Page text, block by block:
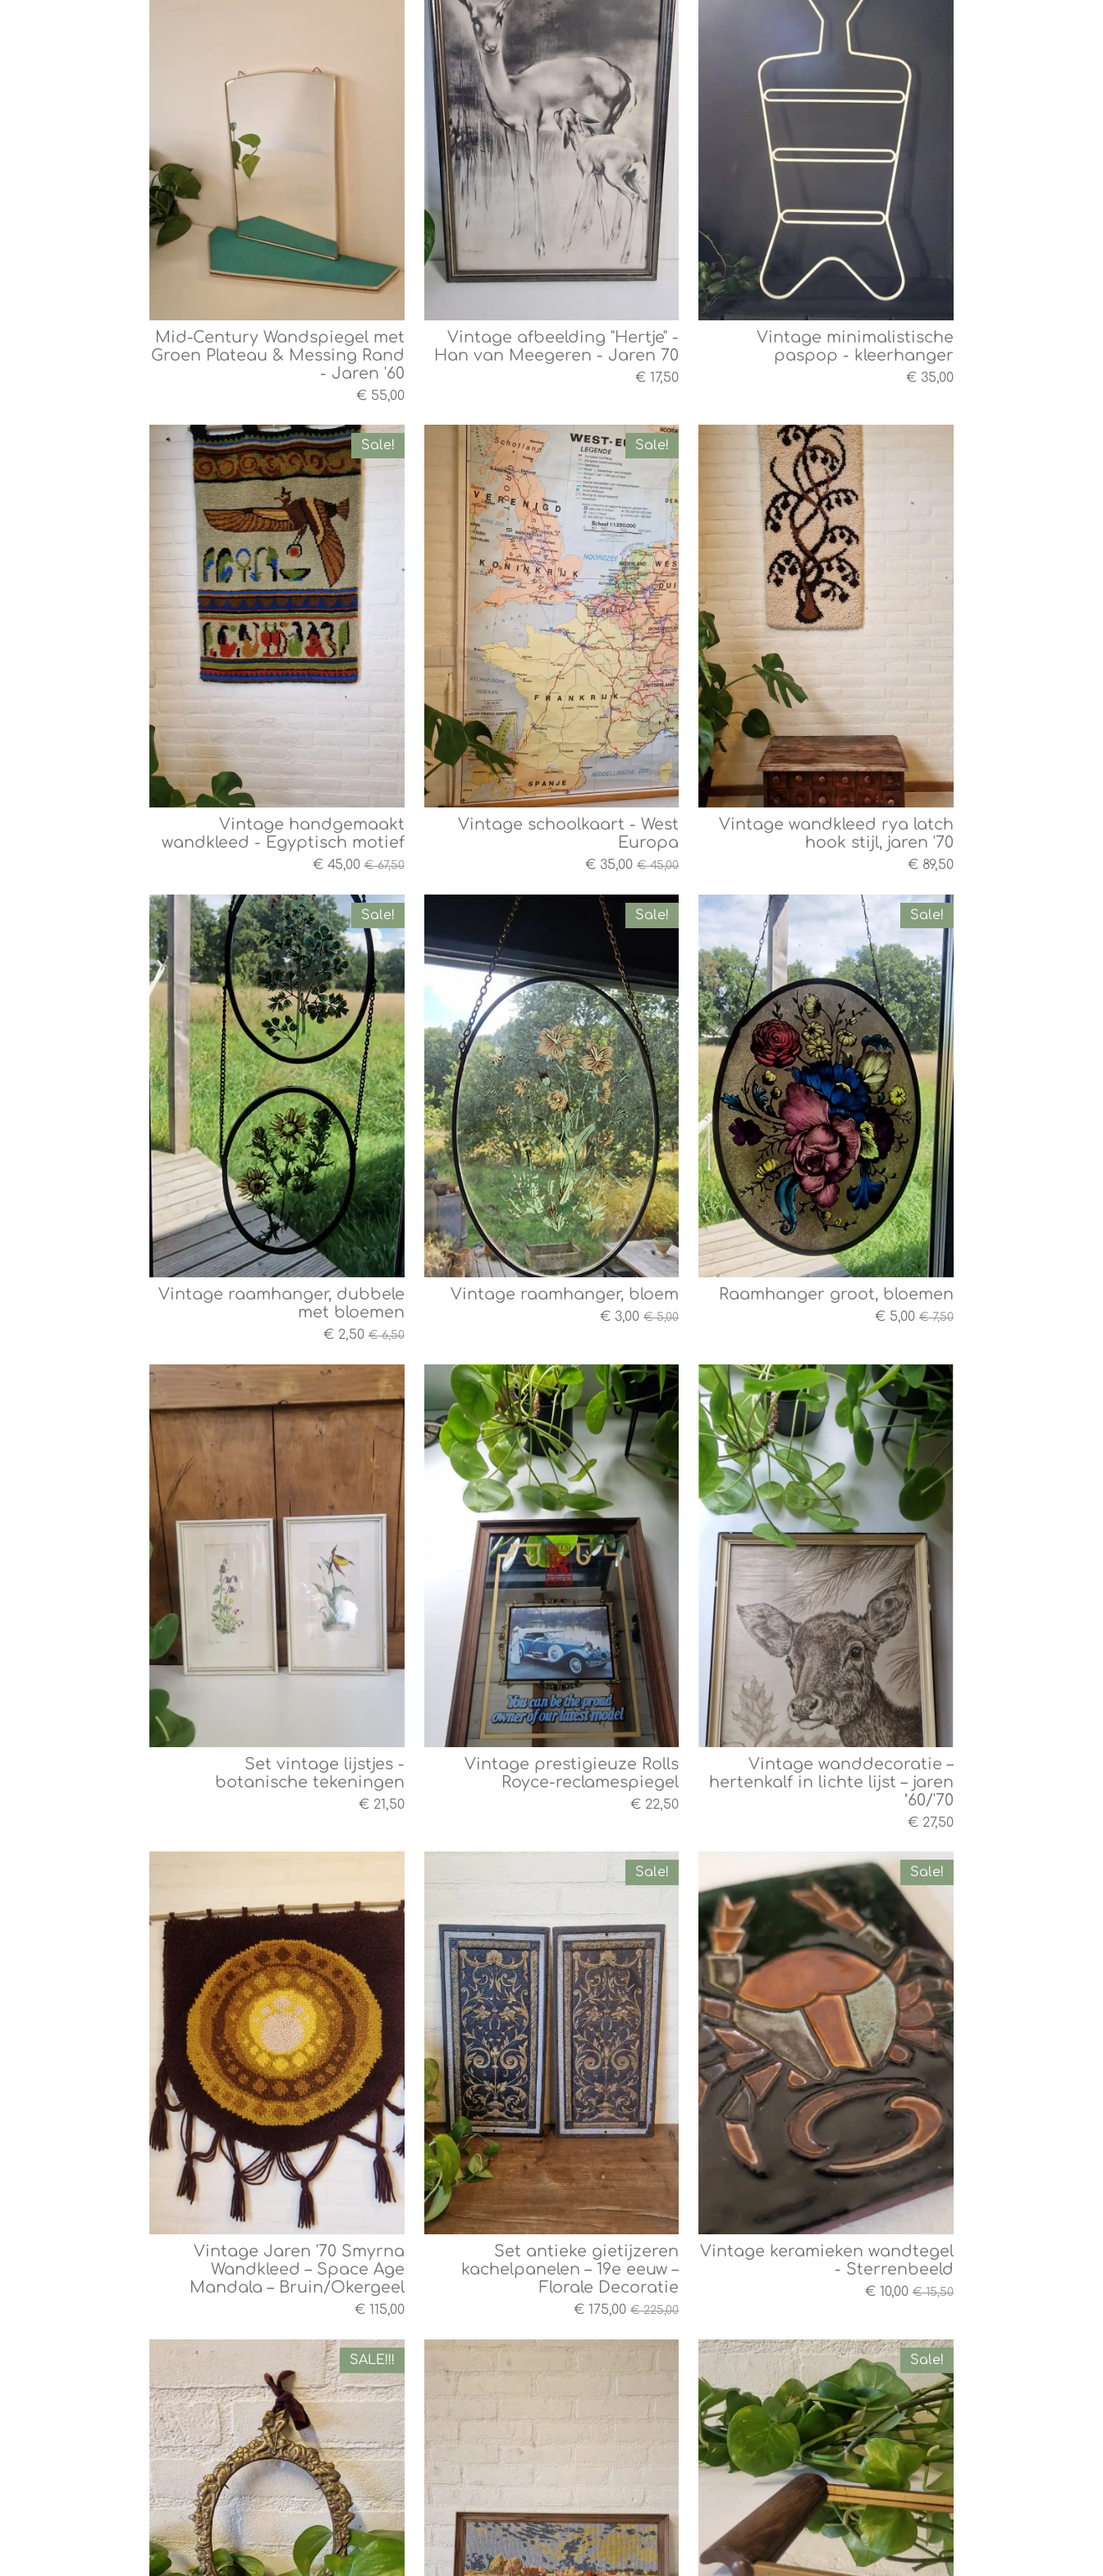
Mid-Century Wandspiegel met
Groen Plateau & Messing Rand
- Jaren '60
€ 55,00
Vintage afbeelding "Hertje" -
Han van Meegeren - Jaren 70
€ 17,50
Vintage minimalistische
paspop - kleerhanger
€ 35,00
Sale!
Vintage handgemaakt
wandkleed - Egyptisch motief
€ 45,00 € 67,50
Sale!
Vintage schoolkaart - West
Europa
€ 35,00 € 45,00
Vintage wandkleed rya latch
hook stijl, jaren '70
€ 89,50
Sale!
Vintage raamhanger, dubbele
met bloemen
€ 2,50 € 6,50
Sale!
Vintage raamhanger, bloem
€ 3,00 € 5,00
Sale!
Raamhanger groot, bloemen
€ 5,00 € 7,50
Set vintage lijstjes -
botanische tekeningen
€ 21,50
Vintage prestigieuze Rolls
Royce-reclamespiegel
€ 22,50
Vintage wanddecoratie –
hertenkalf in lichte lijst – jaren
’60/'70
€ 27,50
Vintage Jaren '70 Smyrna
Wandkleed – Space Age
Mandala – Bruin/Okergeel
€ 115,00
Sale!
Set antieke gietijzeren
kachelpanelen – 19e eeuw –
Florale Decoratie
€ 175,00 € 225,00
Sale!
Vintage keramieken wandtegel
- Sterrenbeeld
€ 10,00 € 15,50
SALE!!! Sale!